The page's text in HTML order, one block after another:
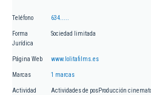
Teléfono 634.....
Forma
Jurídica
Sociedad limitada
Página Web www.lolitafilms.es
Marcas 1 marcas
Actividad
Actividades de posProducción